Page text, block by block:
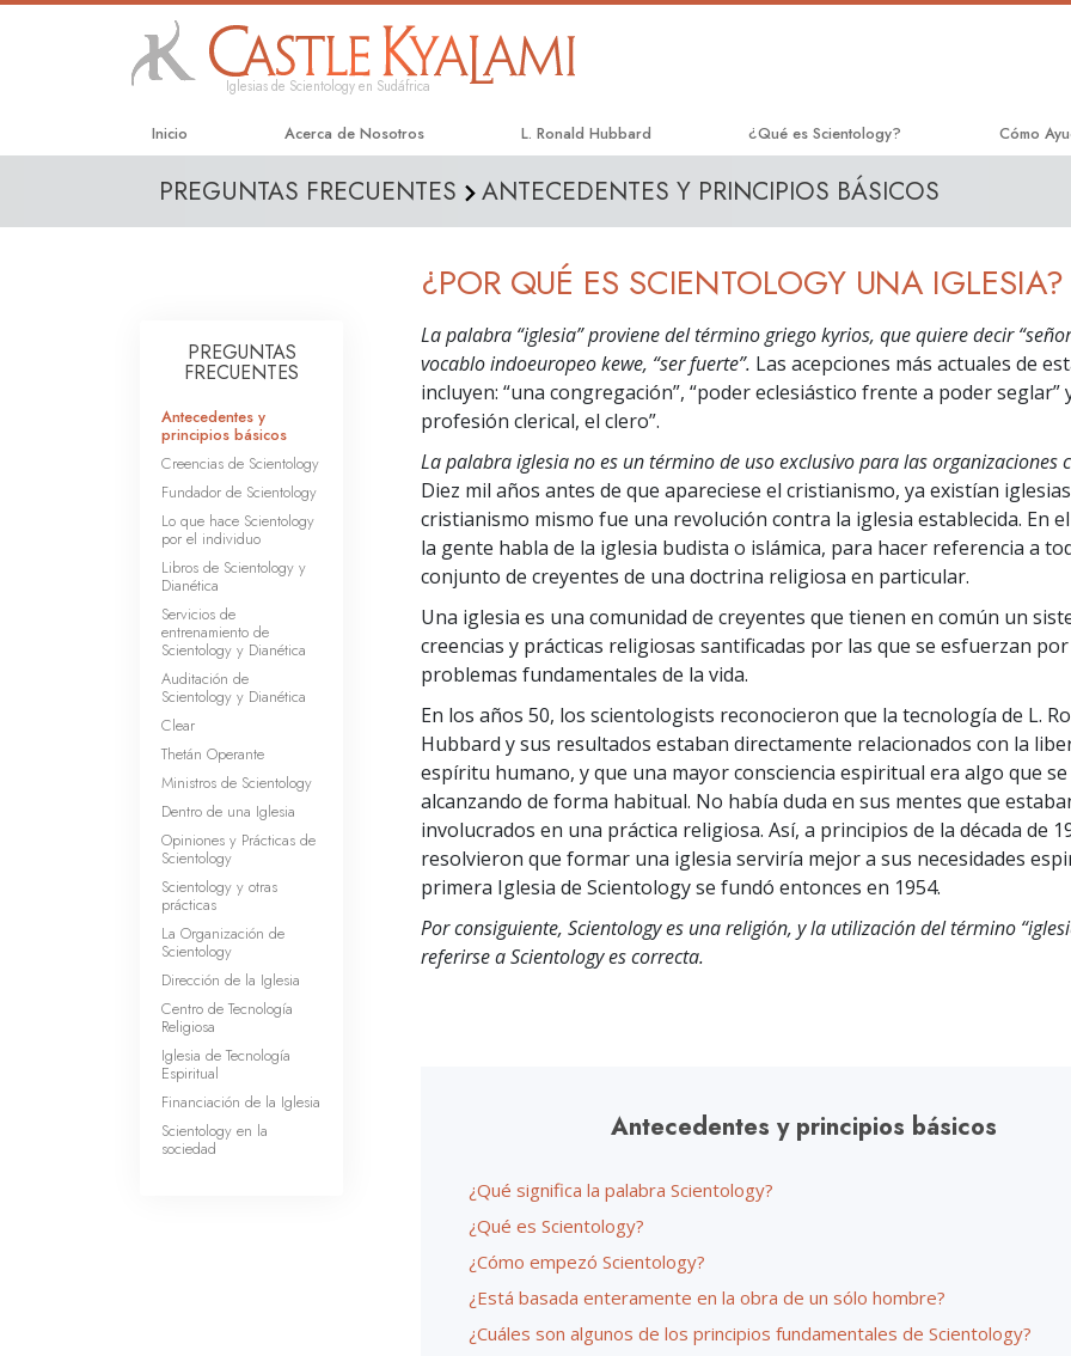
Iglesias de Scientology en Sudáfrica
Inicio Acerca de Nosotros L. Ronald Hubbard ¿Qué es Scientology?
Creencias y Prácticas
Qué dicen los Scientologists acerca de
Conoce a un Scientologist
Dentro de una Iglesia
Una Introducción a Dianética
Amor y Odio: ¿Qué es Grandeza?
Cómo
Criminon
Narconon
La
Ministros
PREGUNTAS FRECUENTES ANTECEDENTES Y PRINCIPIOS BÁSICOS
¿POR QUÉ ES SCIENTOLOGY UNA IGLESIA?
La palabra “iglesia” proviene del término griego kyrios, que quiere decir
vocablo indoeuropeo kewe, “ser fuerte”. Las acepciones más actuales de
incluyen: “una congregación”, “poder eclesiástico frente a poder seglar”
profesión clerical, el clero”.
La palabra iglesia no es un término de uso exclusivo para las organizaciones
Diez mil años antes de que apareciese el cristianismo, ya existían
cristianismo mismo fue una revolución contra la iglesia establecida. En
la gente habla de la iglesia budista o islámica, para hacer referencia a
conjunto de creyentes de una doctrina religiosa en particular.
Una iglesia es una comunidad de creyentes que tienen en común un
creencias y prácticas religiosas santificadas por las que se esfuerzan
problemas fundamentales de la vida.
En los años 50, los scientologists reconocieron que la tecnología de L.
Hubbard y sus resultados estaban directamente relacionados con la
espíritu humano, y que una mayor consciencia espiritual era algo que
alcanzando de forma habitual. No había duda en sus mentes que
involucrados en una práctica religiosa. Así, a principios de la década de
resolvieron que formar una iglesia serviría mejor a sus necesidades
primera Iglesia de Scientology se fundó entonces en 1954.
Por consiguiente, Scientology es una religión, y la utilización del término
referirse a Scientology es correcta.
Antecedentes y principios básicos
¿Qué significa la palabra Scientology?
¿Qué es Scientology?
¿Cómo empezó Scientology?
¿Está basada enteramente en la obra de un sólo hombre?
¿Cuáles son algunos de los principios fundamentales de Scientology?
PREGUNTAS
FRECUENTES
Antecedentes y
principios básicos
Creencias de Scientology
Fundador de Scientology
Lo que hace Scientology
por el individuo
Libros de Scientology y
Dianética
Servicios de
entrenamiento de
Scientology y Dianética
Auditación de
Scientology y Dianética
Clear
Thetán Operante
Ministros de Scientology
Dentro de una Iglesia
Opiniones y Prácticas de
Scientology
Scientology y otras
prácticas
La Organización de
Scientology
Dirección de la Iglesia
Centro de Tecnología
Religiosa
Iglesia de Tecnología
Espiritual
Financiación de la Iglesia
Scientology en la
sociedad